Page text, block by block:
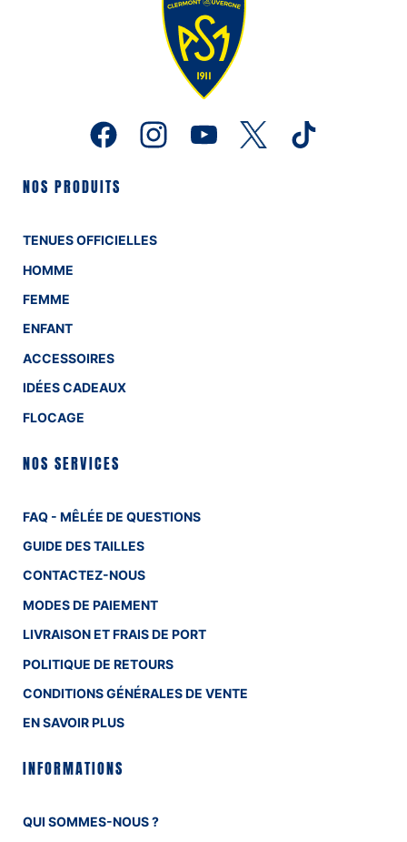
NOS PRODUITS
TENUES OFFICIELLES
HOMME
FEMME
ENFANT
ACCESSOIRES
IDÉES CADEAUX
FLOCAGE
NOS SERVICES
FAQ - MÊLÉE DE QUESTIONS
GUIDE DES TAILLES
CONTACTEZ-NOUS
MODES DE PAIEMENT
LIVRAISON ET FRAIS DE PORT
POLITIQUE DE RETOURS
CONDITIONS GÉNÉRALES DE VENTE
EN SAVOIR PLUS
INFORMATIONS
QUI SOMMES-NOUS ?